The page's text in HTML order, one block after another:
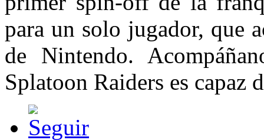
para un solo jugador, que
de Nintendo.
Splatoon Raiders es capaz